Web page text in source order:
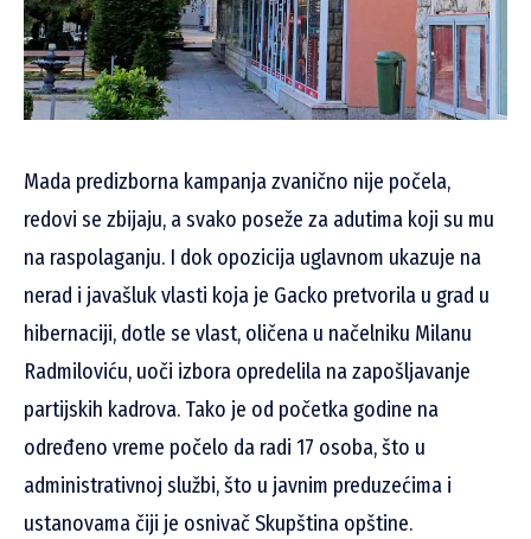
Mada predizborna kampanja zvanično nije počela,
redovi se zbijaju, a svako poseže za adutima koji su mu
na raspolaganju. I dok opozicija uglavnom ukazuje na
nerad i javašluk vlasti koja je Gacko pretvorila u grad u
hibernaciji, dotle se vlast, oličena u načelniku Milanu
Radmiloviću, uoči izbora opredelila na zapošljavanje
partijskih kadrova. Tako je od početka godine na
određeno vreme počelo da radi 17 osoba, što u
administrativnoj službi, što u javnim preduzećima i
ustanovama čiji je osnivač Skupština opštine.